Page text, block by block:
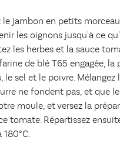
le jambon en petits
les oignons jusqu'à ce
les herbes et la sauce
de blé T65 engagée, la
le sel et le poivre.
ne fondent pas, et que
moule, et versez la
tomate. Répartissez